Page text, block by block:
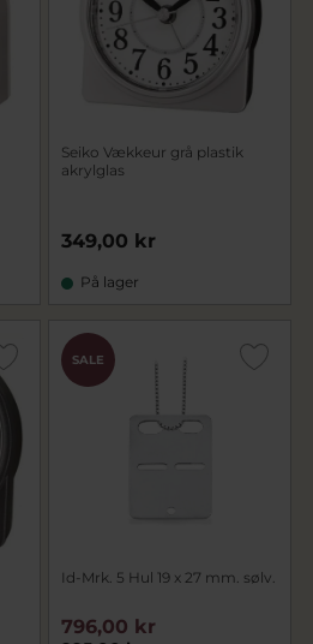
Seiko Vækkeur grå plastik
akrylglas
349,00 kr
På lager
SALE
Id-Mrk. 5 Hul 19 x 27 mm. sølv.
796,00 kr